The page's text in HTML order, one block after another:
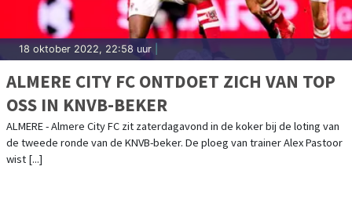
18 oktober 2022, 22:58 uur
ALMERE CITY FC ONTDOET ZICH VAN TOP
OSS IN KNVB-BEKER
ALMERE - Almere City FC zit zaterdagavond in de koker bij de loting van
de tweede ronde van de KNVB-beker. De ploeg van trainer Alex Pastoor
wist [...]